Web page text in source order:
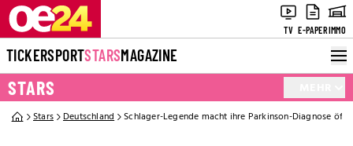
TV E-PAPERIMMO
TICKERSPORTSTARSMAGAZINE
STARS
Stars Deutschland Schlager-Legende macht ihre Parkinson-Diagnose